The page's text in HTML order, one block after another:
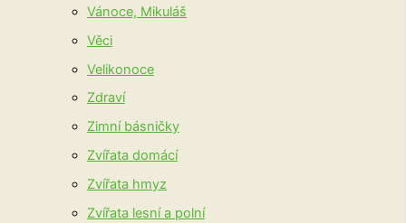
Vánoce, Mikuláš
Věci
Velikonoce
Zdraví
Zimní básničky
Zvířata domácí
Zvířata hmyz
Zvířata lesní a polní